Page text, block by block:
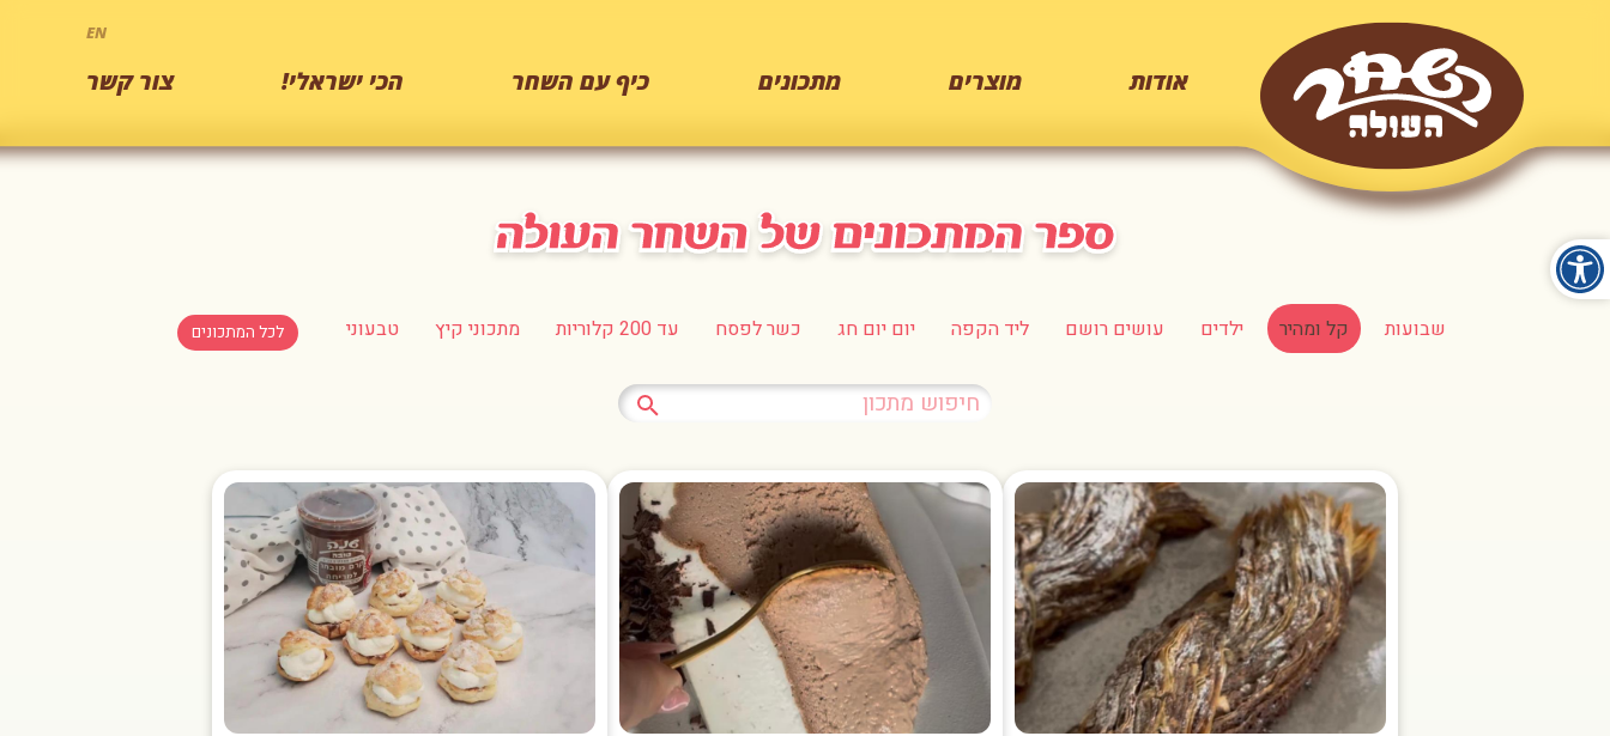
EN
אודות מוצרים מתכונים כיף עם השחר הכי ישראלי! צור קשר
שבועות קל ומהיר ילדים עושים רושם ליד הקפה יום יום חג כשר לפסח עד 200 קלוריות מתכוני קיץ טבעוני לכל המתכונים